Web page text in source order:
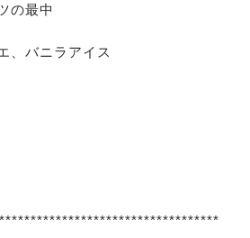
の最中
、バニラアイス